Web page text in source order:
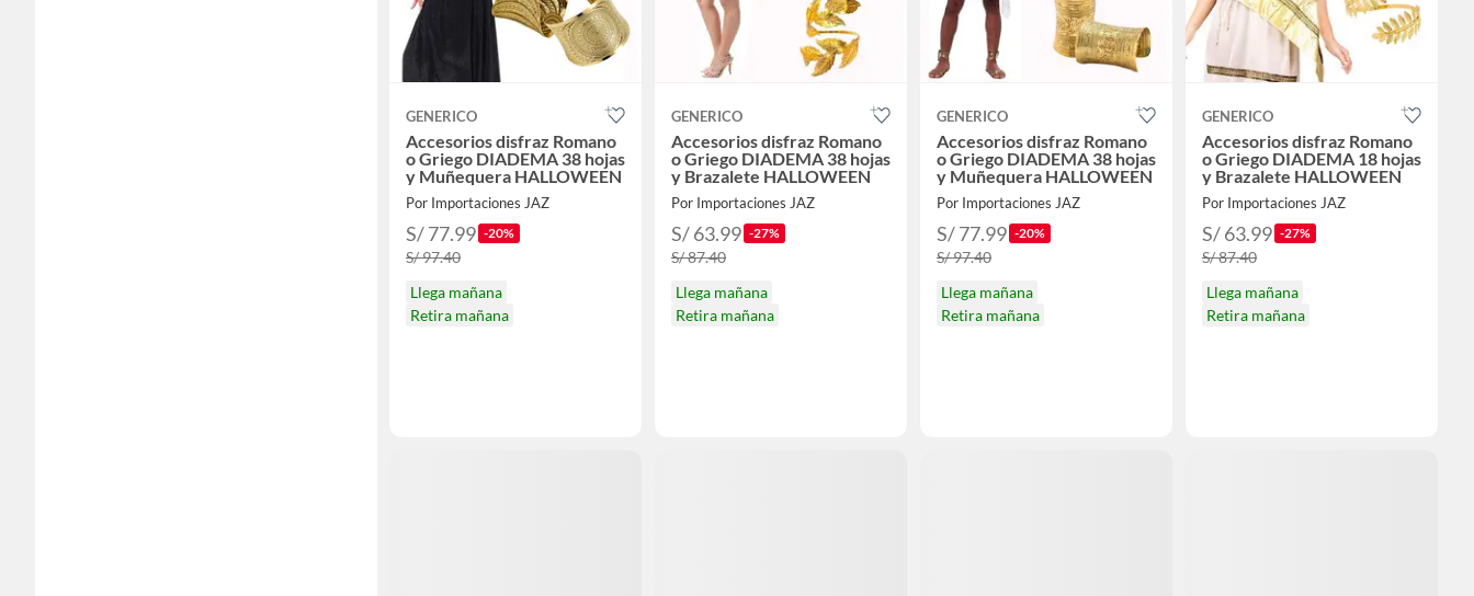
GENERICO
Accesorios disfraz Romano
o Griego DIADEMA 38 hojas
y Muñequera HALLOWEEN
Por Importaciones JAZ
S/ 77.99 -20%
S/ 97.40
Llega mañana
Retira mañana
GENERICO
Accesorios disfraz Romano
o Griego DIADEMA 38 hojas
y Brazalete HALLOWEEN
Por Importaciones JAZ
S/ 63.99 -27%
S/ 87.40
Llega mañana
Retira mañana
GENERICO
Accesorios disfraz Romano
o Griego DIADEMA 38 hojas
y Muñequera HALLOWEEN
Por Importaciones JAZ
S/ 77.99 -20%
S/ 97.40
Llega mañana
Retira mañana
GENERICO
Accesorios disfraz Romano
o Griego DIADEMA 18 hojas
y Brazalete HALLOWEEN
Por Importaciones JAZ
S/ 63.99 -27%
S/ 87.40
Llega mañana
Retira mañana